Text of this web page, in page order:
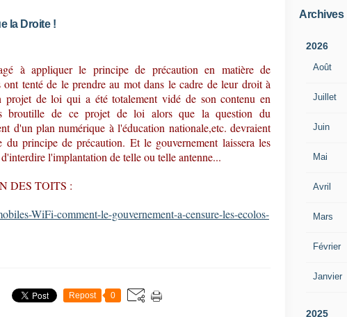
la Droite !
à appliquer le principe de précaution en matière de
tenté de le prendre au mot dans le cadre de leur droit à
projet de loi qui a été totalement vidé de son contenu en
broutille de ce projet de loi alors que la question du
d'un plan numérique à l'éducation nationale,etc. devraient
principe de précaution. Et le gouvernement laissera les
l'implantation de telle ou telle antenne...
DES TOITS :
WiFi-comment-le-gouvernement-a-censure-les-ecolos-
Repost 0
Archives
2026
Août
Juillet
Juin
Mai
Avril
Mars
Février
Janvier
2025